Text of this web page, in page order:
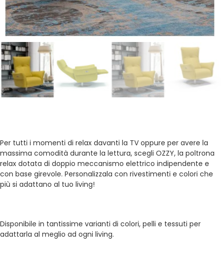
Per tutti i momenti di relax davanti la TV oppure per avere la
massima comodità durante la lettura, scegli OZZY, la poltrona
relax dotata di doppio meccanismo elettrico indipendente e
con base girevole. Personalizzala con rivestimenti e colori che
più si adattano al tuo living!
Disponibile in tantissime varianti di colori, pelli e tessuti per
adattarla al meglio ad ogni living.